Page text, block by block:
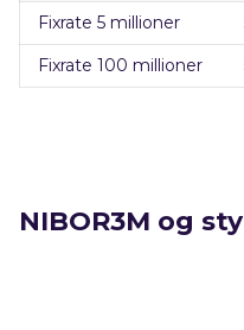
Fixrate 5 millioner
Fixrate 100 millioner
NIBOR3M og